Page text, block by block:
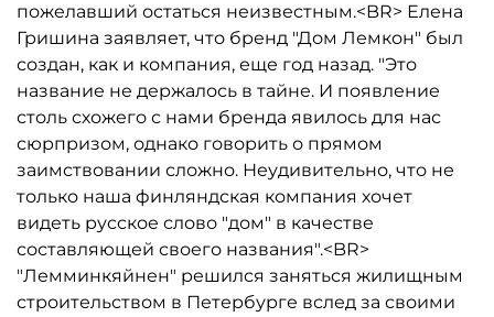
пожелавший остаться неизвестным.<BR> Елена
Гришина заявляет, что бренд "Дом Лемкон" был
создан, как и компания, еще год назад. "Это
название не держалось в тайне. И появление
столь схожего с нами бренда явилось для нас
сюрпризом, однако говорить о прямом
заимствовании сложно. Неудивительно, что не
только наша финляндская компания хочет
видеть русское слово "дом" в качестве
составляющей своего названия".<BR>
"Лемминкяйнен" решился заняться жилищным
строительством в Петербурге вслед за своими